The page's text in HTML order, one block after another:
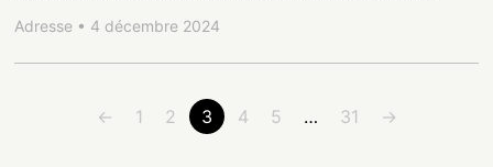
Adresse • 4 décembre 2024
← 1 2 3 4 5 … 31 →